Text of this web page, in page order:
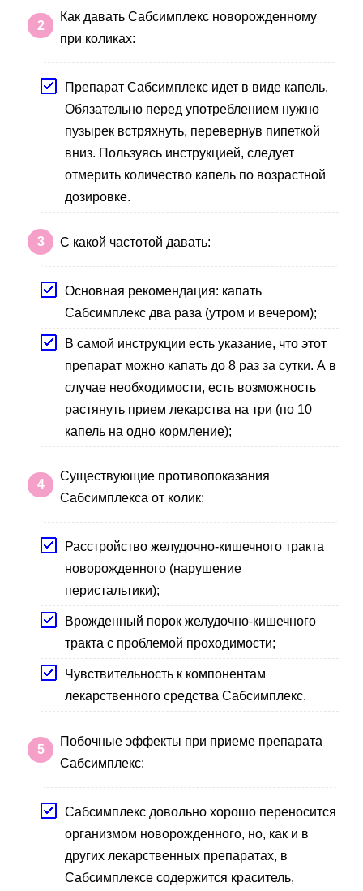
Как давать Сабсимплекс новорожденному
при коликах:
Препарат Сабсимплекс идет в виде капель.
Обязательно перед употреблением нужно
пузырек встряхнуть, перевернув пипеткой
вниз. Пользуясь инструкцией, следует
отмерить количество капель по возрастной
дозировке.
С какой частотой давать:
Основная рекомендация: капать
Сабсимплекс два раза (утром и вечером);
В самой инструкции есть указание, что этот
препарат можно капать до 8 раз за сутки. А в
случае необходимости, есть возможность
растянуть прием лекарства на три (по 10
капель на одно кормление);
Существующие противопоказания
Сабсимплекса от колик:
Расстройство желудочно-кишечного тракта
новорожденного (нарушение
перистальтики);
Врожденный порок желудочно-кишечного
тракта с проблемой проходимости;
Чувствительность к компонентам
лекарственного средства Сабсимплекс.
Побочные эффекты при приеме препарата
Сабсимплекс:
Сабсимплекс довольно хорошо переносится
организмом новорожденного, но, как и в
других лекарственных препаратах, в
Сабсимплексе содержится краситель,